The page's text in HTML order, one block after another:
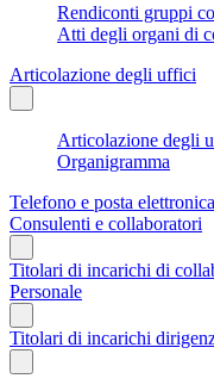
Rendiconti gruppi
Atti degli organi di
Articolazione degli uffici
Articolazione degli
Organigramma
Telefono e posta elettronica
Consulenti e collaboratori
Titolari di incarichi di
Personale
Titolari di incarichi